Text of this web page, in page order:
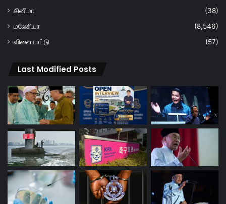
சினிமா
(38)
மலேசியா
(8,546)
விளையாட்டு
(57)
Last Modified Posts